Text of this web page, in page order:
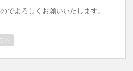
でよろしくお願いいたします。
ム